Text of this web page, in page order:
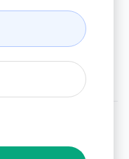
trademarks are the